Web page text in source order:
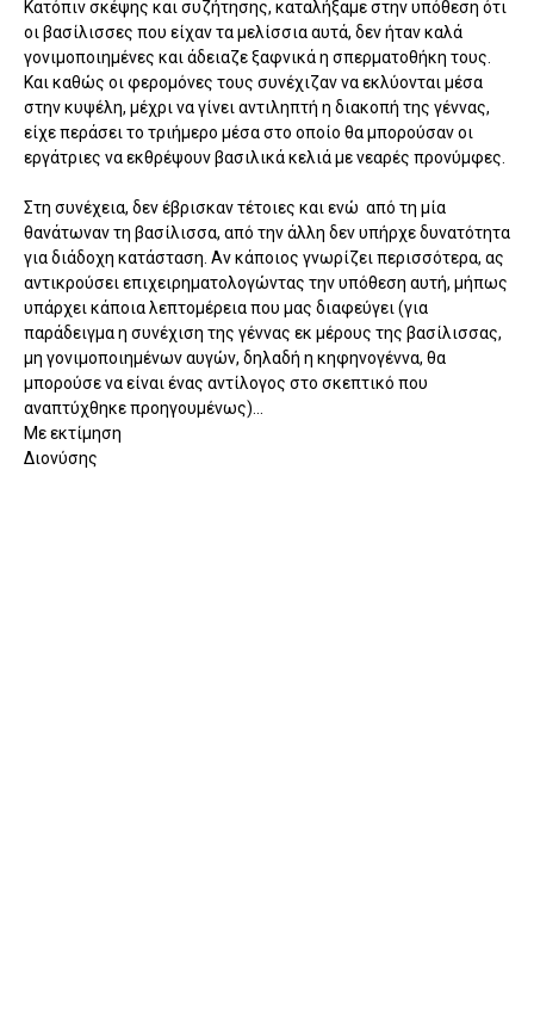
Κατόπιν σκέψης και συζήτησης, καταλήξαμε στην υπόθεση ότι
οι βασίλισσες που είχαν τα μελίσσια αυτά, δεν ήταν καλά
γονιμοποιημένες και άδειαζε ξαφνικά η σπερματοθήκη τους.
Και καθώς οι φερομόνες τους συνέχιζαν να εκλύονται μέσα
στην κυψέλη, μέχρι να γίνει αντιληπτή η διακοπή της γέννας,
είχε περάσει το τριήμερο μέσα στο οποίο θα μπορούσαν οι
εργάτριες να εκθρέψουν βασιλικά κελιά με νεαρές προνύμφες.
Στη συνέχεια, δεν έβρισκαν τέτοιες και ενώ από τη μία
θανάτωναν τη βασίλισσα, από την άλλη δεν υπήρχε δυνατότητα
για διάδοχη κατάσταση. Αν κάποιος γνωρίζει περισσότερα, ας
αντικρούσει επιχειρηματολογώντας την υπόθεση αυτή, μήπως
υπάρχει κάποια λεπτομέρεια που μας διαφεύγει (για
παράδειγμα η συνέχιση της γέννας εκ μέρους της βασίλισσας,
μη γονιμοποιημένων αυγών, δηλαδή η κηφηνογέννα, θα
μπορούσε να είναι ένας αντίλογος στο σκεπτικό που
αναπτύχθηκε προηγουμένως)...
Με εκτίμηση
Διονύσης